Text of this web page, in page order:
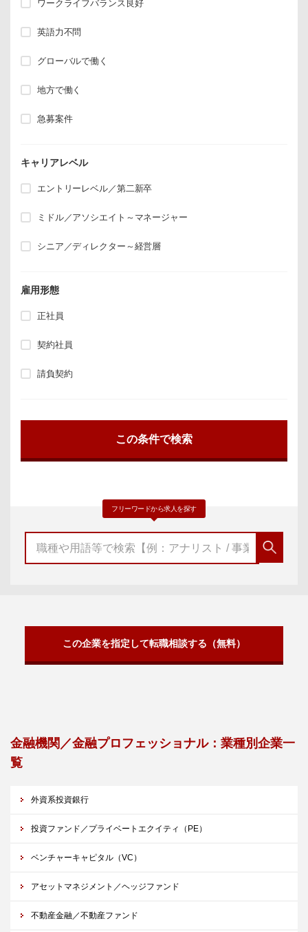
ワークライフバランス良好
英語力不問
グローバルで働く
地方で働く
急募案件
キャリアレベル
エントリーレベル／第二新卒
ミドル／アソシエイト～マネージャー
シニア／ディレクター～経営層
雇用形態
正社員
契約社員
請負契約
フリーワードから求人を探す
この企業を指定して転職相談する（無料）
金融機関／金融プロフェッショナル：業種別企業一
覧
外資系投資銀行
投資ファンド／プライベートエクイティ（PE）
ベンチャーキャピタル（VC）
アセットマネジメント／ヘッジファンド
不動産金融／不動産ファンド